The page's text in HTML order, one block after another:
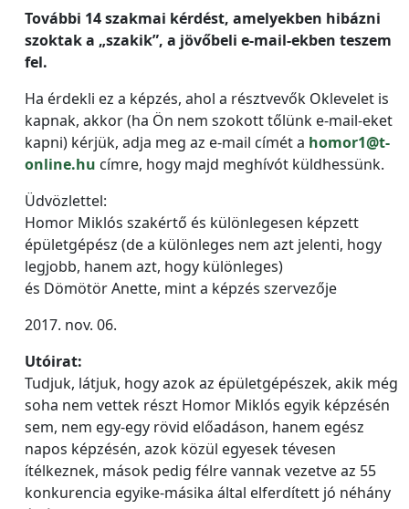
További 14 szakmai kérdést, amelyekben hibázni
szoktak a „szakik”, a jövőbeli e-mail-ekben teszem
fel.
Ha érdekli ez a képzés, ahol a résztvevők Oklevelet is
kapnak, akkor (ha Ön nem szokott tőlünk e-mail-eket
kapni) kérjük, adja meg az e-mail címét a homor1@t-
online.hu címre, hogy majd meghívót küldhessünk.
Üdvözlettel:
Homor Miklós szakértő és különlegesen képzett
épületgépész (de a különleges nem azt jelenti, hogy
legjobb, hanem azt, hogy különleges)
és Dömötör Anette, mint a képzés szervezője
2017. nov. 06.
Utóirat:
Tudjuk, látjuk, hogy azok az épületgépészek, akik még
soha nem vettek részt Homor Miklós egyik képzésén
sem, nem egy-egy rövid előadáson, hanem egész
napos képzésén, azok közül egyesek tévesen
ítélkeznek, mások pedig félre vannak vezetve az 55
konkurencia egyike-másika által elferdített jó néhány